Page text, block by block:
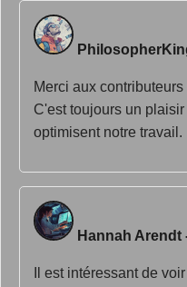
Merci aux
C'est toujours un
optimisent notre travail.
Hannah Arendt
Il est intéressant de